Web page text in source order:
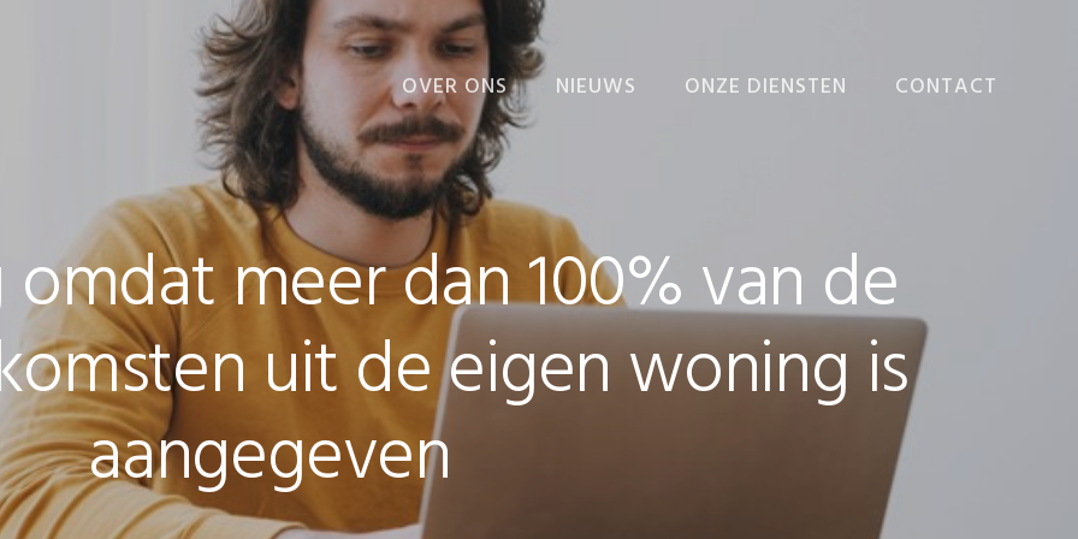
OVER ONS
VOORDELEN
NIEUWS
EINDEJAARSNIEUWSBRIEF
ONZE DIENSTEN
ORGANISATIE EN
INTERNE BEHEERSING
BEDRIJFSECONOMISCH
ADVIES
FISCALE AANGIFTEN
CONTACT
meer dan 100% van de
uit de eigen woning is
aangegeven